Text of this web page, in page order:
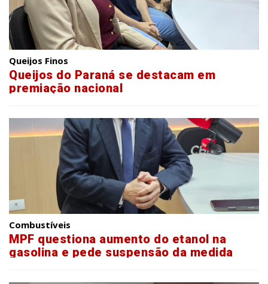
Queijos Finos
Queijos do Paraná se destacam em
premiação nacional
Combustíveis
MPF questiona aumento do etanol na
gasolina e pede suspensão da medida